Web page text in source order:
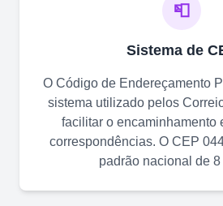
📮
Sistema de
O Código de Endereçamento
sistema utilizado pelos
facilitar o encaminhamento
correspondências. O CEP
padrão nacional de